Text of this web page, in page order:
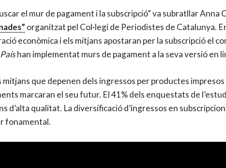
el mur de pagament i la subscripció” va subratllar Anna
organitzat pel Col·legi de Periodistes de Catalunya.
econòmica i els mitjans apostaran per la subscripció el
han implementat murs de pagament a la seva versió en
que depenen dels ingressos per productes
marcaran el seu futur. El 41% dels enquestats de
d’alta qualitat. La diversificació d’ingressos en
fonamental.